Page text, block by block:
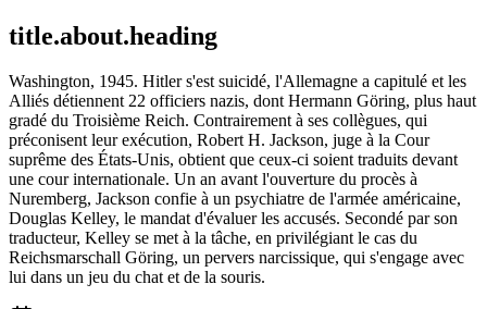
title.about.heading
Washington, 1945. Hitler s'est suicidé, l'Allemagne a capitulé et les
Alliés détiennent 22 officiers nazis, dont Hermann Göring, plus haut
gradé du Troisième Reich. Contrairement à ses collègues, qui
préconisent leur exécution, Robert H. Jackson, juge à la Cour
suprême des États-Unis, obtient que ceux-ci soient traduits devant
une cour internationale. Un an avant l'ouverture du procès à
Nuremberg, Jackson confie à un psychiatre de l'armée américaine,
Douglas Kelley, le mandat d'évaluer les accusés. Secondé par son
traducteur, Kelley se met à la tâche, en privilégiant le cas du
Reichsmarschall Göring, un pervers narcissique, qui s'engage avec
lui dans un jeu du chat et de la souris.